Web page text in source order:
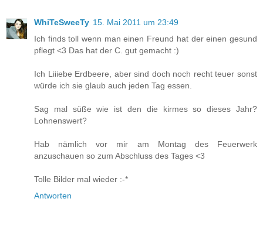
WhiTeSweeTy 15. Mai 2011 um 23:49
Ich finds toll wenn man einen Freund hat der einen gesund
pflegt <3 Das hat der C. gut gemacht :)
Ich Liiiebe Erdbeere, aber sind doch noch recht teuer sonst
würde ich sie glaub auch jeden Tag essen.
Sag mal süße wie ist den die kirmes so dieses Jahr?
Lohnenswert?
Hab nämlich vor mir am Montag des Feuerwerk
anzuschauen so zum Abschluss des Tages <3
Tolle Bilder mal wieder :-*
Antworten